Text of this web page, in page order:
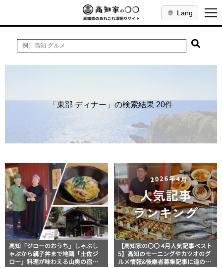
Lang
「東部 ディナー」の検索結果 20件
高知「ジローのおうち」しゃぶし
ゃぶから親子丼まで地鶏「土佐ジ
ロー」料理が味わえる山奥の宿泊
【高知家の〇〇 4月人気記事ベスト
5】高知のモーニングやカツオのグ
ルメ情報&後継者募集記事に道の駅